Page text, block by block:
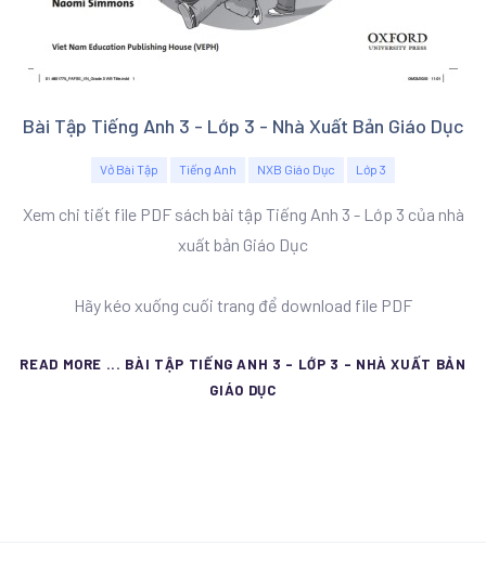
Bài Tập Tiếng Anh 3 - Lớp 3 - Nhà Xuất Bản Giáo Dục
Vở Bài Tập Tiếng Anh NXB Giáo Dục Lớp 3
Xem chi tiết file PDF sách bài tập Tiếng Anh 3 - Lớp 3 của nhà
xuất bản Giáo Dục
Hãy kéo xuống cuối trang để download file PDF
READ MORE ... BÀI TẬP TIẾNG ANH 3 - LỚP 3 - NHÀ XUẤT BẢN
GIÁO DỤC